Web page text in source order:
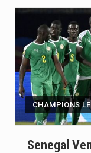
CHAMPIONS
Senegal